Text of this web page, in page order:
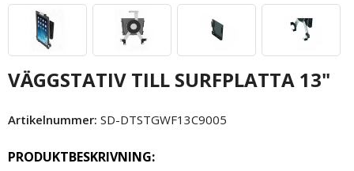
VÄGGSTATIV TILL SURFPLATTA 13"
Artikelnummer: SD-DTSTGWF13C9005
PRODUKTBESKRIVNING: